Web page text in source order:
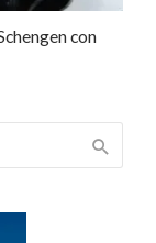
con